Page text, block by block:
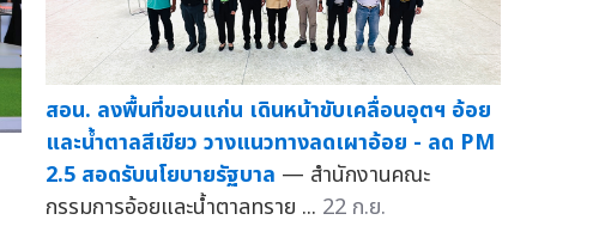
สอน. ลงพื้นที่ขอนแก่น เดินหน้าขับเคลื่อนอุตฯ อ้อย
และน้ำตาลสีเขียว วางแนวทางลดเผาอ้อย - ลด PM
2.5 สอดรับนโยบายรัฐบาล — สำนักงานคณะ
กรรมการอ้อยและน้ำตาลทราย ... 22 ก.ย.